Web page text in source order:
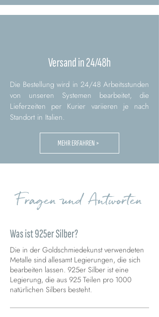
Versand in 24/48h
Die Bestellung wird in 24/48 Arbeitsstunden
von unseren Systemen bearbeitet, die
Lieferzeiten per Kurier variieren je nach
Standort in Italien.
MEHR ERFAHREN >
Fragen und Antworten
Was ist 925er Silber?
Die in der Goldschmiedekunst verwendeten
Metalle sind allesamt Legierungen, die sich
bearbeiten lassen. 925er Silber ist eine
Legierung, die aus 925 Teilen pro 1000
natürlichen Silbers besteht.